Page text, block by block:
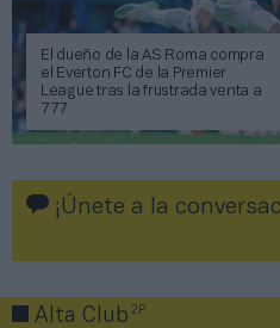
El dueño de la AS Roma compra
el Everton FC de la Premier
League tras la frustrada venta a
777
¡Únete a la
Alta Club2P